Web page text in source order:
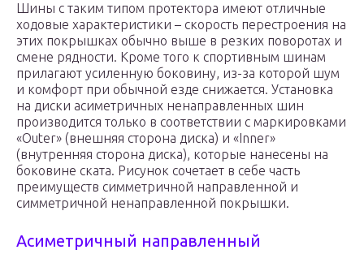
Шины с таким типом протектора имеют отличные
ходовые характеристики – скорость перестроения на
этих покрышках обычно выше в резких поворотах и
смене рядности. Кроме того к спортивным шинам
прилагают усиленную боковину, из-за которой шум
и комфорт при обычной езде снижается. Установка
на диски асиметричных ненаправленных шин
производится только в соответствии с маркировками
«Outer» (внешняя сторона диска) и «Inner»
(внутренняя сторона диска), которые нанесены на
боковине ската. Рисунок сочетает в себе часть
преимуществ симметричной направленной и
симметричной ненаправленной покрышки.
Асиметричный направленный